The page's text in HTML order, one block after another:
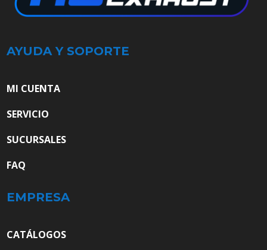
AYUDA Y SOPORTE
MI CUENTA
SERVICIO
SUCURSALES
FAQ
EMPRESA
CATÁLOGOS